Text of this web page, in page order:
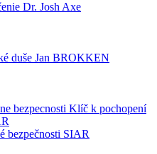
Dr. Josh Axe
duše Jan BROKKEN
Klíč k pochopení
bezpečnosti SIAR